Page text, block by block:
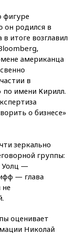
фигуре
он родился в
итоге возглавил
американца
в
по имени Кирилл.
о бизнесе»
зеркально
группы:
Уолц —
— глава
оценивает
Николай